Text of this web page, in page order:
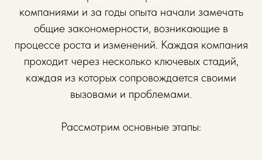
компаниями и за годы опыта начали замечать
общие закономерности, возникающие в
процессе роста и изменений. Каждая компания
проходит через несколько ключевых стадий,
каждая из которых сопровождается своими
вызовами и проблемами.
Рассмотрим основные этапы: